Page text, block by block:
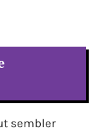
sembler